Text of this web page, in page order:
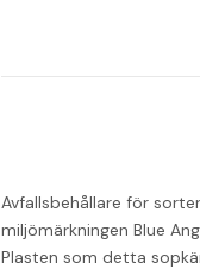
Avfallsbehållare för
miljömärkningen Blue
Plasten som detta